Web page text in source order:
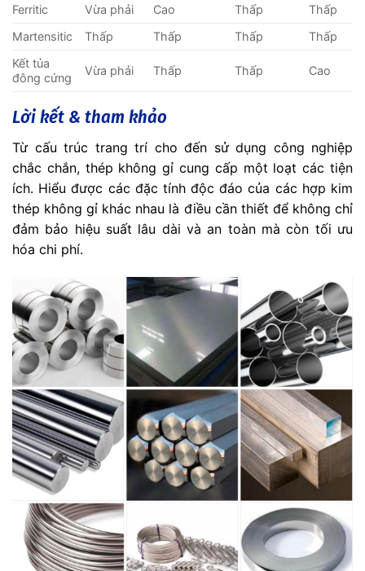
Ferritic
Vừa phải Cao Thấp
Thấp
Martensitic
Thấp Thấp Thấp
Thấp
Kết tủa
đông cứng
Vừa phải Thấp Thấp Cao
Lời kết & tham khảo
Từ cấu trúc trang trí cho đến sử dụng công nghiệp
chắc chắn, thép không gỉ cung cấp một loạt các tiện
ích. Hiểu được các đặc tính độc đáo của các hợp kim
thép không gỉ khác nhau là điều cần thiết để không chỉ
đảm bảo hiệu suất lâu dài và an toàn mà còn tối ưu
hóa chi phí.